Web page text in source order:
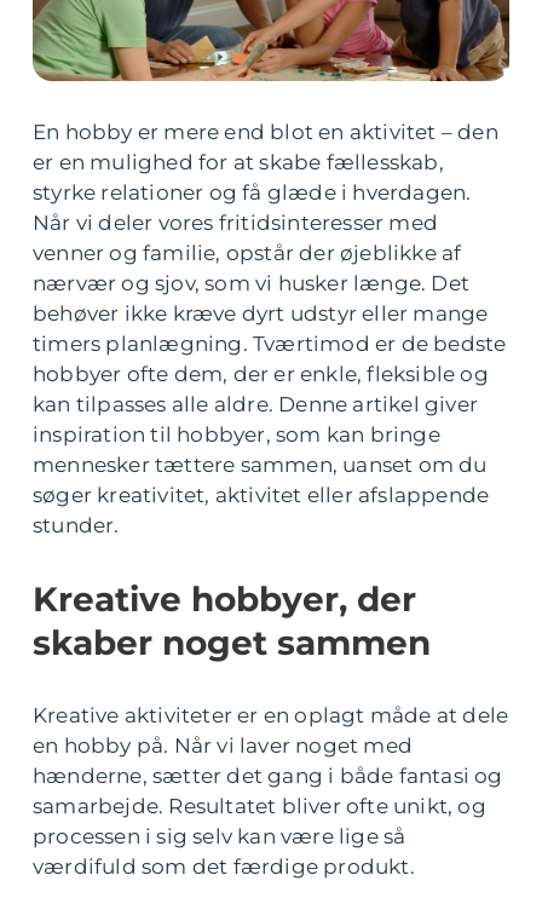
En hobby er mere end blot en aktivitet – den
er en mulighed for at skabe fællesskab,
styrke relationer og få glæde i hverdagen.
Når vi deler vores fritidsinteresser med
venner og familie, opstår der øjeblikke af
nærvær og sjov, som vi husker længe. Det
behøver ikke kræve dyrt udstyr eller mange
timers planlægning. Tværtimod er de bedste
hobbyer ofte dem, der er enkle, fleksible og
kan tilpasses alle aldre. Denne artikel giver
inspiration til hobbyer, som kan bringe
mennesker tættere sammen, uanset om du
søger kreativitet, aktivitet eller afslappende
stunder.
Kreative hobbyer, der
skaber noget sammen
Kreative aktiviteter er en oplagt måde at dele
en hobby på. Når vi laver noget med
hænderne, sætter det gang i både fantasi og
samarbejde. Resultatet bliver ofte unikt, og
processen i sig selv kan være lige så
værdifuld som det færdige produkt.